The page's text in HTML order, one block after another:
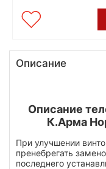
Описание
Описание
К.Арма
При улучшении
пренебрегать
последнего